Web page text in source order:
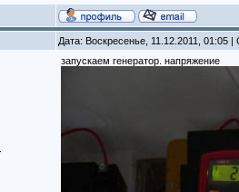
Дата: Воскресенье, 11.12.2011, 01:05
запускаем генератор. напряжение